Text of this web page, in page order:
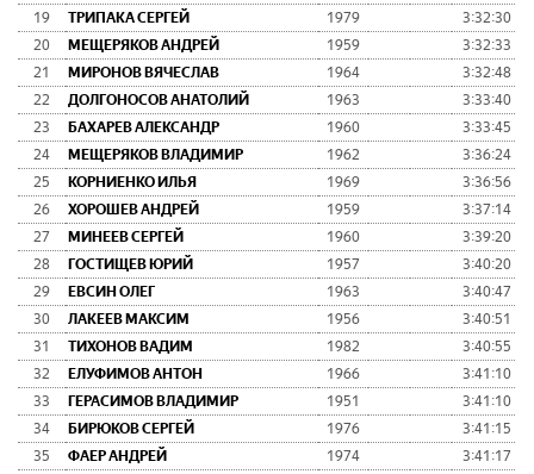
19
ТРИПАКА СЕРГЕЙ 1979 3:32:30
20
МЕЩЕРЯКОВ АНДРЕЙ 1959 3:32:33
21
МИРОНОВ ВЯЧЕСЛАВ 1964 3:32:48
22
ДОЛГОНОСОВ АНАТОЛИЙ 1963 3:33:40
23
БАХАРЕВ АЛЕКСАНДР 1960 3:33:45
24
МЕЩЕРЯКОВ ВЛАДИМИР 1962 3:36:24
25
КОРНИЕНКО ИЛЬЯ 1969 3:36:56
26
ХОРОШЕВ АНДРЕЙ 1959 3:37:14
27
МИНЕЕВ СЕРГЕЙ 1960 3:39:20
28
ГОСТИЩЕВ ЮРИЙ 1957 3:40:20
29
ЕВСИН ОЛЕГ 1963 3:40:47
30
ЛАКЕЕВ МАКСИМ 1956 3:40:51
31
ТИХОНОВ ВАДИМ 1982 3:40:55
32
ЕЛУФИМОВ АНТОН 1966 3:41:10
33
ГЕРАСИМОВ ВЛАДИМИР 1951 3:41:10
34
БИРЮКОВ СЕРГЕЙ 1976 3:41:15
35
ФАЕР АНДРЕЙ 1974 3:41:17